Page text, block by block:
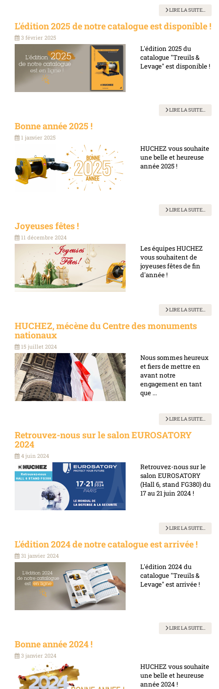
LIRE LA SUITE...
L'édition 2025 de notre catalogue est disponible !
3 février 2025
L'édition 2025 du
catalogue "Treuils &
Levage" est disponible !
LIRE LA SUITE...
Bonne année 2025 !
1 janvier 2025
HUCHEZ vous souhaite
une belle et heureuse
année 2025 !
LIRE LA SUITE...
Joyeuses fêtes !
11 décembre 2024
Les équipes HUCHEZ
vous souhaitent de
joyeuses fêtes de fin
d'année !
LIRE LA SUITE...
HUCHEZ, mécène du Centre des monuments
nationaux
15 juillet 2024
Nous sommes heureux
et fiers de mettre en
avant notre
engagement en tant
que ...
LIRE LA SUITE...
Retrouvez-nous sur le salon EUROSATORY
2024
4 juin 2024
Retrouvez-nous sur le
salon EUROSATORY
(Hall 6, stand FG380) du
17 au 21 juin 2024 !
LIRE LA SUITE...
L'édition 2024 de notre catalogue est arrivée !
31 janvier 2024
L'édition 2024 du
catalogue "Treuils &
Levage" est arrivée !
LIRE LA SUITE...
Bonne année 2024 !
3 janvier 2024
HUCHEZ vous souhaite
une belle et heureuse
année 2024 !